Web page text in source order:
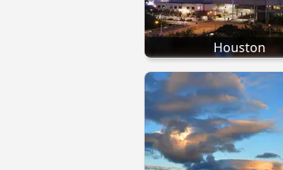
Houston